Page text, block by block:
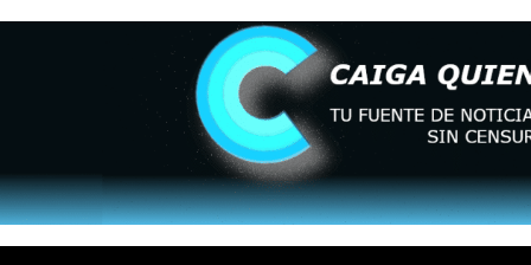
de derechos humanos en el Minister... AGOSTO 6, 2026
un mercado impulsado por el auge de...
en La Guaira que hasta ahora no había ... AGOSTO 6, 2026
Por Dayana Cristina Duzoglou L. AGOSTO 6, 2026